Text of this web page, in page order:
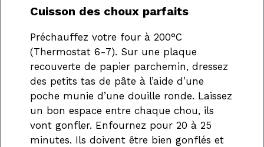
Cuisson des choux parfaits
Préchauffez votre four à 200°C
(Thermostat 6-7). Sur une plaque
recouverte de papier parchemin, dressez
des petits tas de pâte à l’aide d’une
poche munie d’une douille ronde. Laissez
un bon espace entre chaque chou, ils
vont gonfler. Enfournez pour 20 à 25
minutes. Ils doivent être bien gonflés et